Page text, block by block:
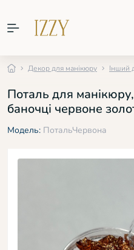
Декор для манікюру Інший
Поталь для
баночці червоне
Модель: ПотальЧервона